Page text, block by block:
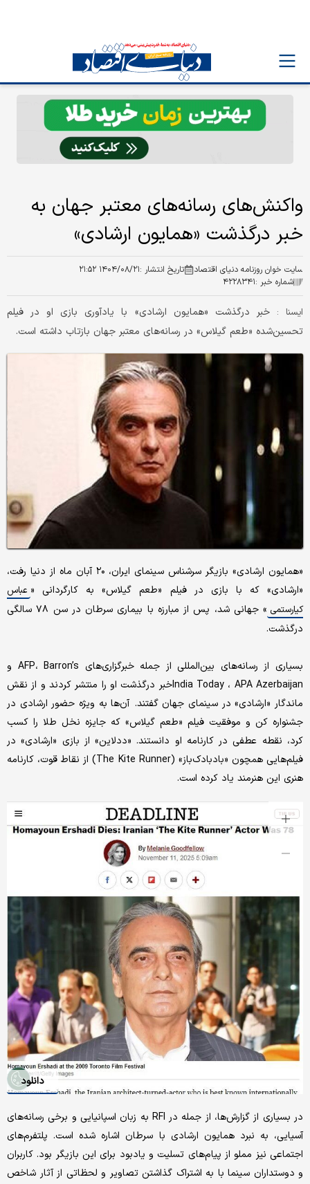
واکنش‌های رسانه‌های معتبر جهان به
خبر درگذشت «همایون ارشادی»
سایت خوان روزنامه دنیای اقتصاد تاریخ انتشار :۱۴۰۴/۰۸/۲۱ ۲۱:۵۲
شماره خبر :۴۲۲۸۳۴۱
ایسنا :خبر درگذشت «همایون ارشادی» با یادآوری بازی او در فیلم
تحسین‌شده «طعم گیلاس»‌ در رسانه‌های معتبر جهان بازتاب داشته است.
«همایون ارشادی» بازیگر سرشناس سینمای ایران، ۲۰ آبان ماه از دنیا رفت،
«ارشادی» که با بازی‌ در فیلم «طعم گیلاس» به کارگردانی « عباس
کیارستمی
» جهانی شد، پس از مبارزه با بیماری سرطان در سن ۷۸ سالگی
درگذشت.
بسیاری از رسانه‌های بین‌المللی از جمله خبرگزاری‌های AFP، Barron’s و
India Today ، APA Azerbaijanخبر درگذشت او را منتشر کردند و از نقش
ماندگار «ارشادی» در سینمای جهان گفتند. آن‌ها به ویژه حضور ارشادی در
جشنواره کن و موفقیت فیلم «طعم گیلاس» که جایزه نخل طلا را کسب
کرد، نقطه عطفی در کارنامه او دانستند. «ددلاین»‌ از بازی «ارشادی» در
فیلم‌هایی همچون «بادبادک‌باز» (The Kite Runner) از نقاط قوت، کارنامه
هنری این هنرمند یاد کرده است.
دانلود
در بسیاری از گزارش‌ها، از جمله در RFI به زبان اسپانیایی و برخی رسانه‌های
آسیایی، به نبرد همایون ارشادی با سرطان اشاره شده است. پلتفرم‌های
اجتماعی نیز مملو از پیام‌های تسلیت و یادبود برای این بازیگر بود. کاربران
و دوستداران سینما با به اشتراک گذاشتن تصاویر و لحظاتی از آثار شاخص